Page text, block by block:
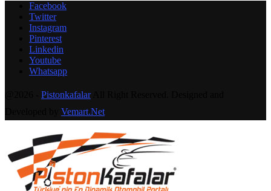
Facebook
Twitter
Instagram
Pinterest
Linkedin
Youtube
Whatsapp
PistonkafalarAll Right Reserved. Designed and
Vemart.Net